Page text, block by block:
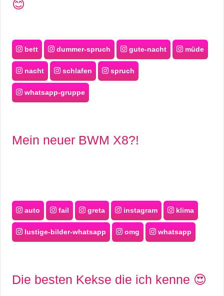
😊
bett dummer-spruch gute-nacht müde
nacht schlafen spruch
whatsapp-gruppe
Mein neuer BWM X8?!
auto fail greta instagram klima
lustige-bilder-whatsapp omg whatsapp
Die besten Kekse die ich kenne 😍